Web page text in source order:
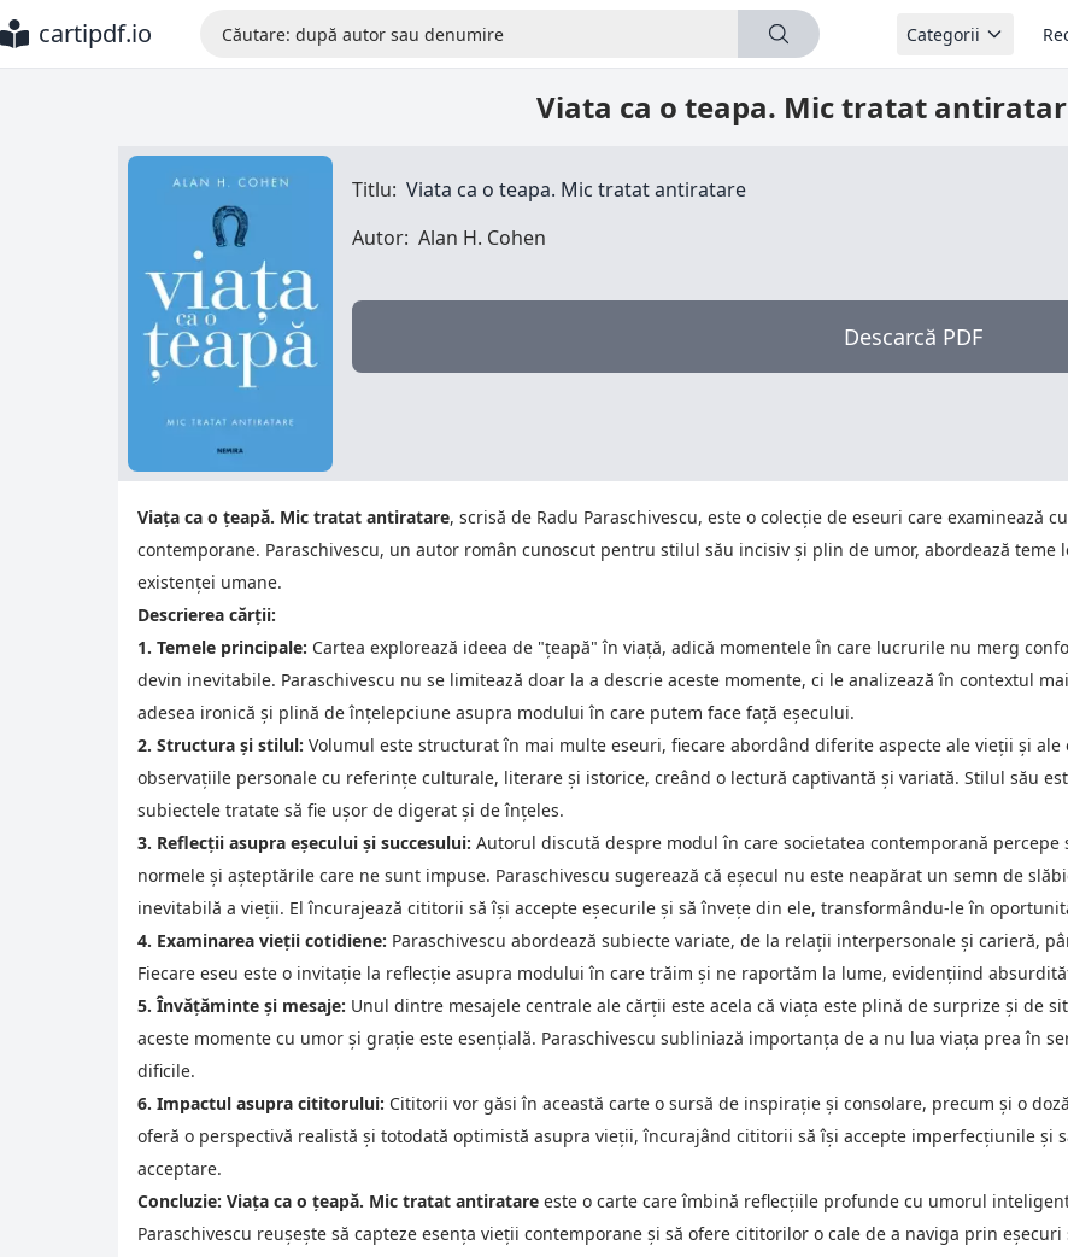
cartipdf.io Categorii
Viata ca o teapa. Mic tratat
Titlu: Viata ca o teapa. Mic tratat antiratare
Autor: Alan H. Cohen
Descarcă PDF
Viața ca o țeapă. Mic tratat antiratare, scrisă de Radu Paraschivescu, este o colecție de eseuri care examinează
contemporane. Paraschivescu, un autor român cunoscut pentru stilul său incisiv și plin de umor, abordează teme
existenței umane.
Descrierea cărții:
1. Temele principale: Cartea explorează ideea de "țeapă" în viață, adică momentele în care lucrurile nu merg
devin inevitabile. Paraschivescu nu se limitează doar la a descrie aceste momente, ci le analizează în contextul
adesea ironică și plină de înțelepciune asupra modului în care putem face față eșecului.
2. Structura și stilul: Volumul este structurat în mai multe eseuri, fiecare abordând diferite aspecte ale vieții și ale
observațiile personale cu referințe culturale, literare și istorice, creând o lectură captivantă și variată. Stilul său
subiectele tratate să fie ușor de digerat și de înțeles.
3. Reflecții asupra eșecului și succesului: Autorul discută despre modul în care societatea contemporană
normele și așteptările care ne sunt impuse. Paraschivescu sugerează că eșecul nu este neapărat un semn de
inevitabilă a vieții. El încurajează cititorii să își accepte eșecurile și să învețe din ele, transformându-le în
4. Examinarea vieții cotidiene: Paraschivescu abordează subiecte variate, de la relații interpersonale și carieră,
Fiecare eseu este o invitație la reflecție asupra modului în care trăim și ne raportăm la lume, evidențiind
5. Învățăminte și mesaje: Unul dintre mesajele centrale ale cărții este acela că viața este plină de surprize și de
aceste momente cu umor și grație este esențială. Paraschivescu subliniază importanța de a nu lua viața prea în
dificile.
6. Impactul asupra cititorului: Cititorii vor găsi în această carte o sursă de inspirație și consolare, precum și o
oferă o perspectivă realistă și totodată optimistă asupra vieții, încurajând cititorii să își accepte imperfecțiunile și
acceptare.
Concluzie: Viața ca o țeapă. Mic tratat antiratare este o carte care îmbină reflecțiile profunde cu umorul
Paraschivescu reușește să capteze esența vieții contemporane și să ofere cititorilor o cale de a naviga prin